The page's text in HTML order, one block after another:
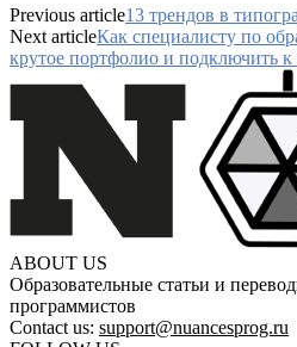
Previous article13 трендов в
Next articleКак специалисту по
крутое портфолио и подключить к
ABOUT US
Образовательные статьи и
программистов
Contact us: support@nuancesprog.ru